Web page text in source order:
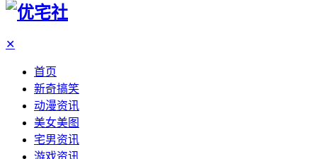
✕
首页
新奇搞笑
动漫资讯
美女美图
宅男资讯